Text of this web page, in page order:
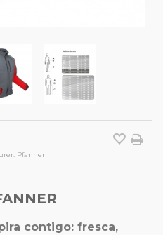
Pfanner
contigo: fresca,